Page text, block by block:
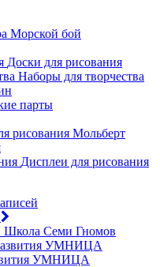
Морской бой
Доски для рисования
Наборы для творчества
парты
Мольберт
Дисплеи для рисования
Школа Семи Гномов
УМНИЦА